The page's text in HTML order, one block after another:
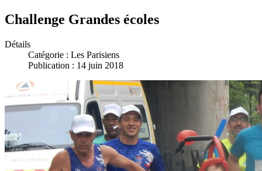
Challenge Grandes écoles
Détails
Catégorie : Les Parisiens
Publication : 14 juin 2018